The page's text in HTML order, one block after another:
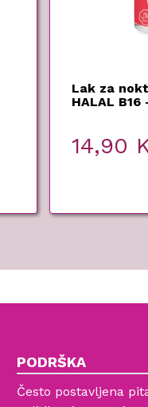
Lak za
HALAL B16
14,90
PODRŠKA
Često postavljena